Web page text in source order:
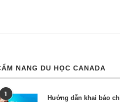
NANG DU HỌC CANADA
1
Hướng dẫn khai báo